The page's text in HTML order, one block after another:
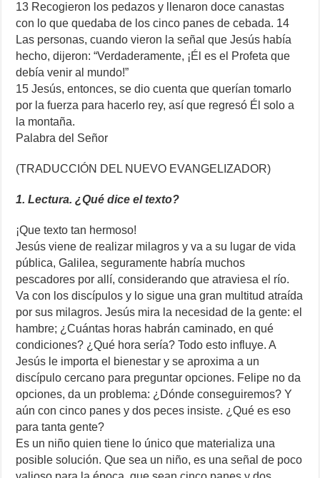
13 Recogieron los pedazos y llenaron doce canastas
con lo que quedaba de los cinco panes de cebada. 14
Las personas, cuando vieron la señal que Jesús había
hecho, dijeron: “Verdaderamente, ¡Él es el Profeta que
debía venir al mundo!”
15 Jesús, entonces, se dio cuenta que querían tomarlo
por la fuerza para hacerlo rey, así que regresó Él solo a
la montaña.
Palabra del Señor
(TRADUCCIÓN DEL NUEVO EVANGELIZADOR)
1. Lectura. ¿Qué dice el texto?
¡Que texto tan hermoso!
Jesús viene de realizar milagros y va a su lugar de vida
pública, Galilea, seguramente habría muchos
pescadores por allí, considerando que atraviesa el río.
Va con los discípulos y lo sigue una gran multitud atraída
por sus milagros. Jesús mira la necesidad de la gente: el
hambre; ¿Cuántas horas habrán caminado, en qué
condiciones? ¿Qué hora sería? Todo esto influye. A
Jesús le importa el bienestar y se aproxima a un
discípulo cercano para preguntar opciones. Felipe no da
opciones, da un problema: ¿Dónde conseguiremos? Y
aún con cinco panes y dos peces insiste. ¿Qué es eso
para tanta gente?
Es un niño quien tiene lo único que materializa una
posible solución. Que sea un niño, es una señal de poco